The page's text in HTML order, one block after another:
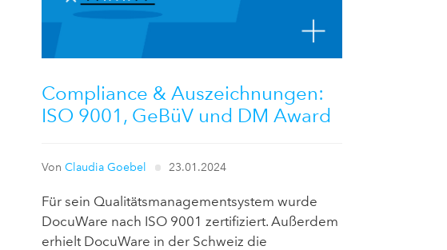
Compliance & Auszeichnungen:
ISO 9001, GeBüV und DM Award
Von Claudia Goebel 23.01.2024
Für sein Qualitätsmanagementsystem wurde
DocuWare nach ISO 9001 zertifiziert. Außerdem
erhielt DocuWare in der Schweiz die